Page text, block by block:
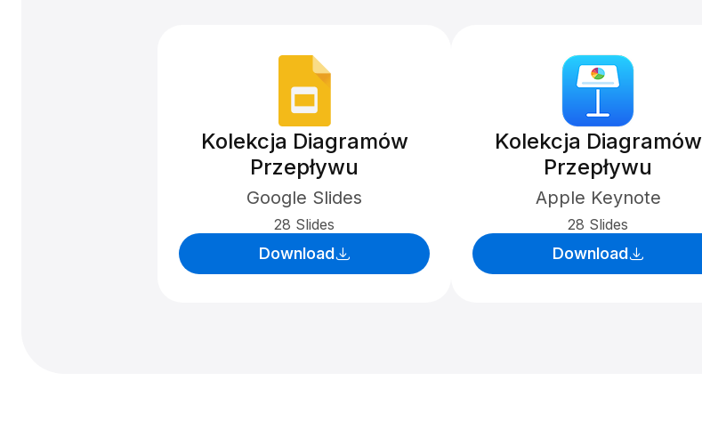
Kolekcja Diagramów
Przepływu
Google Slides
28 Slides
Download
Kolekcja Diagramów
Przepływu
Apple Keynote
28 Slides
Download